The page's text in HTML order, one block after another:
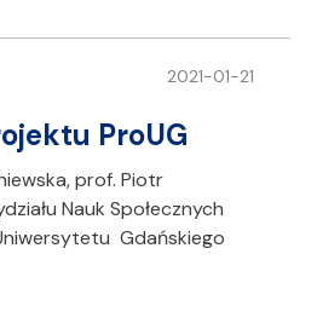
2021-01-21
ProUG
prof. Piotr
Nauk Społecznych
Gdańskiego